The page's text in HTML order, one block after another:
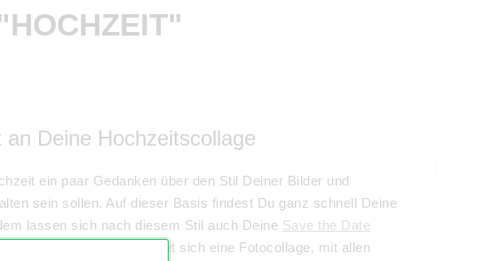
Deine Hochzeitscollage
ein paar Gedanken über den Stil Deiner Bilder und
sein sollen. Auf dieser Basis findest Du ganz schnell Deine
lassen sich nach diesem Stil auch Deine Save the Date
für das Brautpaar eignet sich eine Fotocollage, mit allen